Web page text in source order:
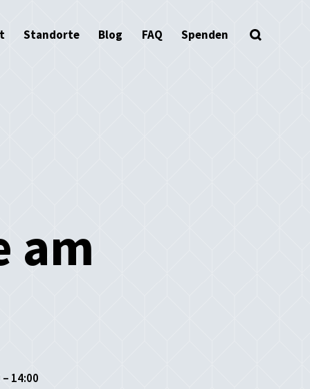
Standorte Blog FAQ Spenden
am
14:00